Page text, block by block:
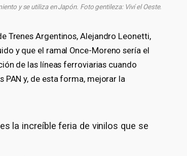
y se utiliza en Japón. Foto gentileza: Viví el Oeste.
Trenes Argentinos, Alejandro Leonetti,
y que el ramal Once-Moreno sería el
de las líneas ferroviarias cuando
PAN y, de esta forma, mejorar la
la increíble feria de vinilos que se